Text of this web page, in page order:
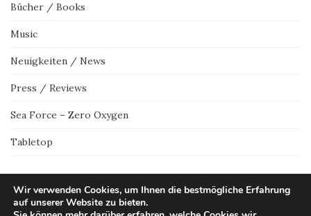
Bücher / Books
Music
Neuigkeiten / News
Press / Reviews
Sea Force – Zero Oxygen
Tabletop
Wir verwenden Cookies, um Ihnen die bestmögliche Erfahrung
auf unserer Website zu bieten.